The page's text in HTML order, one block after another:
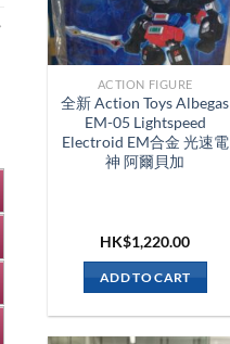
ACTION FIGURE
全新 Action Toys Albegas
EM-05 Lightspeed
Electroid EM合金 光速電
神 阿爾貝加
HK$1,220.00
ADD TO CART